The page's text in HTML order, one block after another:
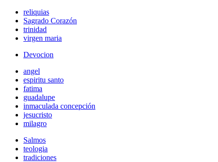
reliquias
Sagrado Corazón
trinidad
virgen maria
Devocion
angel
espiritu santo
fatima
guadalupe
inmaculada concepción
jesucristo
milagro
Salmos
teologia
tradiciones